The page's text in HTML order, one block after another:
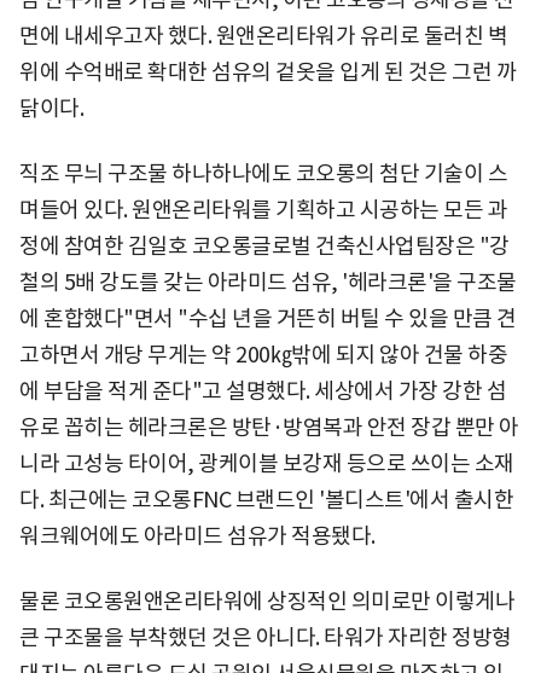
면에 내세우고자 했다. 원앤온리타워가 유리로 둘러친 벽
위에 수억배로 확대한 섬유의 겉옷을 입게 된 것은 그런 까
닭이다.
직조 무늬 구조물 하나하나에도 코오롱의 첨단 기술이 스
며들어 있다. 원앤온리타워를 기획하고 시공하는 모든 과
정에 참여한 김일호 코오롱글로벌 건축신사업팀장은 "강
철의 5배 강도를 갖는 아라미드 섬유, '헤라크론'을 구조물
에 혼합했다"면서 "수십 년을 거뜬히 버틸 수 있을 만큼 견
고하면서 개당 무게는 약 200㎏밖에 되지 않아 건물 하중
에 부담을 적게 준다"고 설명했다. 세상에서 가장 강한 섬
유로 꼽히는 헤라크론은 방탄·방염복과 안전 장갑 뿐만 아
니라 고성능 타이어, 광케이블 보강재 등으로 쓰이는 소재
다. 최근에는 코오롱FNC 브랜드인 '볼디스트'에서 출시한
워크웨어에도 아라미드 섬유가 적용됐다.
물론 코오롱원앤온리타워에 상징적인 의미로만 이렇게나
큰 구조물을 부착했던 것은 아니다. 타워가 자리한 정방형